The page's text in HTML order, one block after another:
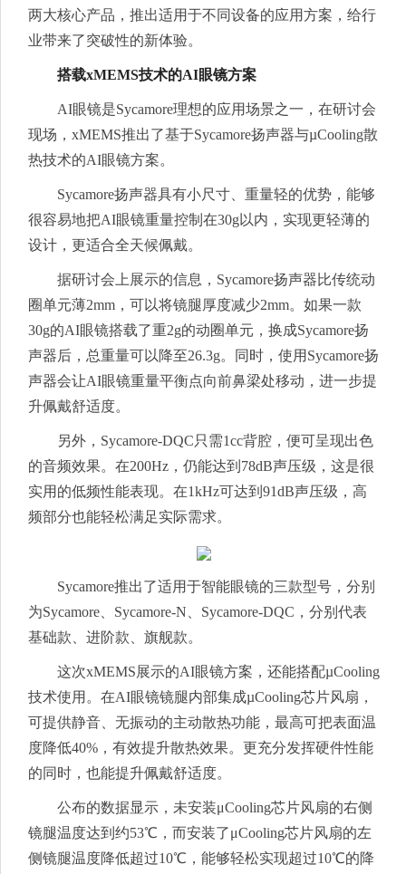
两大核心产品，推出适用于不同设备的应用方案，给行
业带来了突破性的新体验。
搭载xMEMS技术的AI眼镜方案
AI眼镜是Sycamore理想的应用场景之一，在研讨会
现场，xMEMS推出了基于Sycamore扬声器与µCooling散
热技术的AI眼镜方案。
Sycamore扬声器具有小尺寸、重量轻的优势，能够
很容易地把AI眼镜重量控制在30g以内，实现更轻薄的
设计，更适合全天候佩戴。
据研讨会上展示的信息，Sycamore扬声器比传统动
圈单元薄2mm，可以将镜腿厚度减少2mm。如果一款
30g的AI眼镜搭载了重2g的动圈单元，换成Sycamore扬
声器后，总重量可以降至26.3g。同时，使用Sycamore扬
声器会让AI眼镜重量平衡点向前鼻梁处移动，进一步提
升佩戴舒适度。
另外，Sycamore-DQC只需1cc背腔，便可呈现出色
的音频效果。在200Hz，仍能达到78dB声压级，这是很
实用的低频性能表现。在1kHz可达到91dB声压级，高
频部分也能轻松满足实际需求。
Sycamore推出了适用于智能眼镜的三款型号，分别
为Sycamore、Sycamore-N、Sycamore-DQC，分别代表
基础款、进阶款、旗舰款。
这次xMEMS展示的AI眼镜方案，还能搭配µCooling
技术使用。在AI眼镜镜腿内部集成µCooling芯片风扇，
可提供静音、无振动的主动散热功能，最高可把表面温
度降低40%，有效提升散热效果。更充分发挥硬件性能
的同时，也能提升佩戴舒适度。
公布的数据显示，未安装μCooling芯片风扇的右侧
镜腿温度达到约53℃，而安装了μCooling芯片风扇的左
侧镜腿温度降低超过10℃，能够轻松实现超过10℃的降